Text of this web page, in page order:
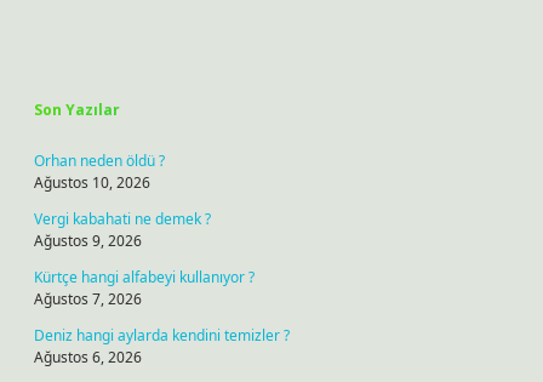
Son Yazılar
Orhan neden öldü ?
Ağustos 10, 2026
Vergi kabahati ne demek ?
Ağustos 9, 2026
Kürtçe hangi alfabeyi kullanıyor ?
Ağustos 7, 2026
Deniz hangi aylarda kendini temizler ?
Ağustos 6, 2026